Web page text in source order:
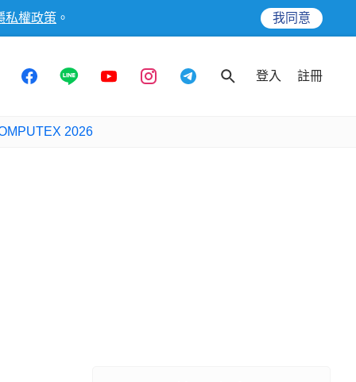
私權政策 。 我同意
登入 註冊
2026